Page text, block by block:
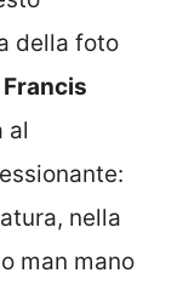
della foto
Francis
al
nella
man mano